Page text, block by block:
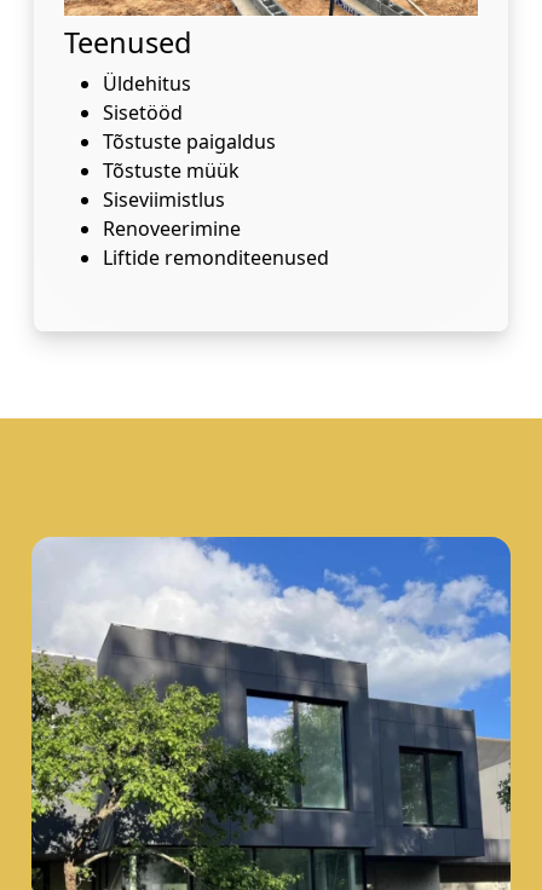
Teenused
Üldehitus
Sisetööd
Tõstuste paigaldus
Tõstuste müük
Siseviimistlus
Renoveerimine
Liftide remonditeenused